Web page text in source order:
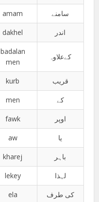
amam سامنے
dakhel اندر
badalan
men
کےعلاوہ
kurb قریب
men کے
fawk اوپر
aw یا
kharej باہر
lekey لہذا
ela کی طرف